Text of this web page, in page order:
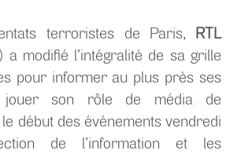
terroristes de Paris, RTL
a modifié l’intégralité de sa grille
pour informer au plus près ses
jouer son rôle de média de
début des événements vendredi
de l’information et les